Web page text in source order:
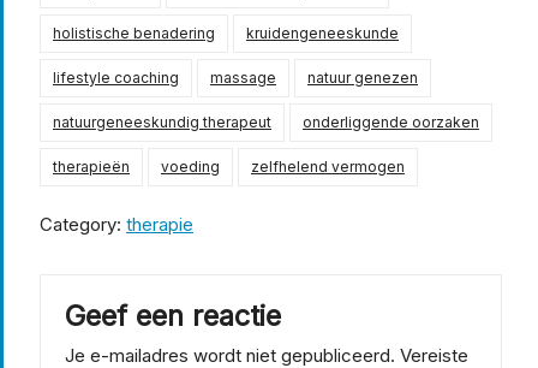
holistische benadering kruidengeneeskunde
lifestyle coaching massage natuur genezen
natuurgeneeskundig therapeut onderliggende oorzaken
therapieën voeding zelfhelend vermogen
Category: therapie
Geef een reactie
Je e-mailadres wordt niet gepubliceerd. Vereiste